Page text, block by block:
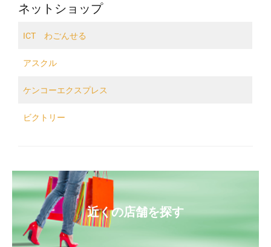
ネットショップ
ICT わごんせる
アスクル
ケンコーエクスプレス
ビクトリー
近くの店舗を探す